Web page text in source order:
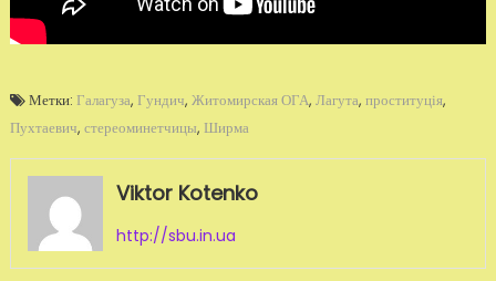
Метки: Галагуза, Гундич, Житомирская ОГА, Лагута, проституція,
Пухтаевич, стереоминетчицы, Ширма
Viktor Kotenko
http://sbu.in.ua